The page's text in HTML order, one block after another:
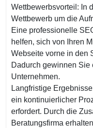
Wettbewerbsvorteil: In
Wettbewerb um die
Eine professionelle
helfen, sich von Ihren
Webseite vorne in den
Dadurch gewinnen Sie
Unternehmen.
Langfristige
ein kontinuierlicher
erfordert. Durch die
Beratungsfirma